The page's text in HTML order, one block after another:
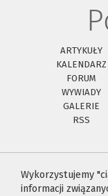
ARTYKUŁY
KALENDARZ
FORUM
WYWIADY
GALERIE
RSS
Wykorzystujemy
informacji